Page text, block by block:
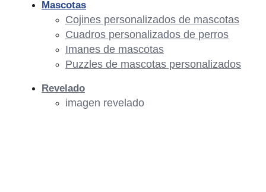
Mascotas
Cojines personalizados de mascotas
Cuadros personalizados de perros
Imanes de mascotas
Puzzles de mascotas personalizados
Revelado
imagen revelado